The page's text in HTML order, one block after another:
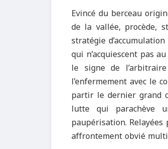
Evincé du berceau
de la vallée, procède,
stratégie
qui n’acquiescent pas
le signe de
l’enfermement avec le
partir le dernier grand
lutte qui parachève
paupérisation.
affrontement obvié